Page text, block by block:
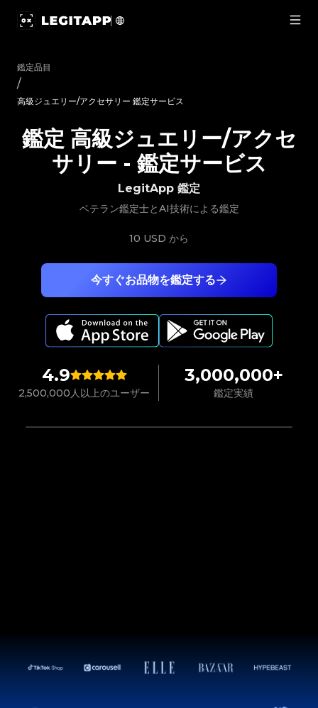
鑑定品目
/
高級ジュエリー/アクセサリー 鑑定サービス
4.9
2,500,000人以上のユーザー
3,000,000+
鑑定実績
今すぐお品物を鑑定する
LegitApp 鑑定
ベテラン鑑定士とAI技術による鑑定
10 USD から
鑑定 高級ジュエリー/アクセ
サリー - 鑑定サービス